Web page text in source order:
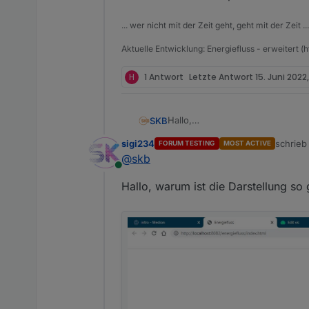
... wer nicht mit der Zeit geht, geht mit der Zeit ...
Aktuelle Entwicklung: Energiefluss - erweitert
H 1 Antwort Letzte Antwort 15. Juni
SKBHallo,
Möglich sind: Erzeugung,
Hierzu sind im Admin-Interface
Online
sigi234 FORUM TESTING MOST ACTIVE
zuletzt
@skb
Hallo, warum ist die Darstellung so